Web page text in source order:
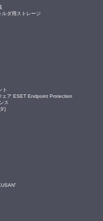
ルダ用ストレージ
ト
ェア ESET Endpoint Protection
ス
]